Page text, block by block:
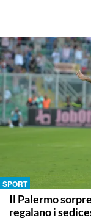
SPORT
Il Palermo
regalano i